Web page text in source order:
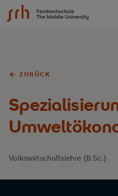
SRH Fernhochschule - The
ZURÜCK
Volkswirtschaftslehre (B.Sc.)